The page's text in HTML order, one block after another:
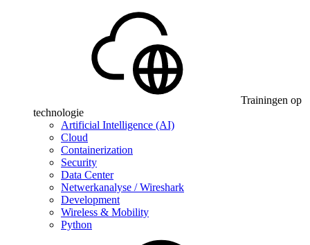
Trainingen op
technologie
Artificial Intelligence (AI)
Cloud
Containerization
Security
Data Center
Netwerkanalyse / Wireshark
Development
Wireless & Mobility
Python